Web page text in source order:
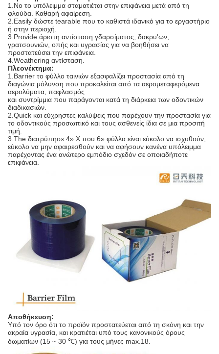
1.No το υπόλειμμα σταματιέται στην επιφάνεια μετά από τη
φλούδα. Καθαρή αφαίρεση.
2.Easily δώστε tearable που το καθιστά ιδανικό για το εργαστήριο
ή στην περιοχή.
3.Provide άριστη αντίσταση γδαρσίματος, δακρυ'ων,
γρατσουνιών, οπής και υγρασίας για να βοηθήσει να
προστατεύσει την επιφάνεια.
4.Weathering αντίσταση.
Πλεονέκτημα:
1.Barrier το φύλλο ταινιών εξασφαλίζει προστασία από τη
διαγώνια μόλυνση που προκαλείται από τα αερομεταφερόμενα
αερολύματα, παφλασμός
και συντρίμμια που παράγονται κατά τη διάρκεια των οδοντικών
διαδικασιών.
2.Quick και εύχρηστες καλύψεις που παρέχουν την προστασία για
το οδοντικούς προσωπικό και τους ασθενείς ίδια σε μια προσιτή
τιμή.
3.The διατρύπησε 4» Χ που 6» φύλλα είναι εύκολο να ισχυθούν,
εύκολο να μην αφαιρεσθούν και να αφήσουν κανένα υπόλειμμα
παρέχοντας ένα ανώτερο εμπόδιο σχεδόν σε οποιαδήποτε
επιφάνεια.
Αποθήκευση:
Υπό τον όρο ότι το προϊόν προστατεύεται από τη σκόνη και την
ακραία υγρασία, και κρατιέται υπό τους κανονικούς όρους
δωματίων (15 ~ 30 ℃) για τους μήνες max.18.